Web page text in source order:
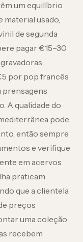
um equilíbrio
material usado,
de segunda
pagar €15–30
por pop francês
A qualidade do
pode
então sempre
e verifique
em acervos
praticam
que a clientela
preços
uma coleção
recebem